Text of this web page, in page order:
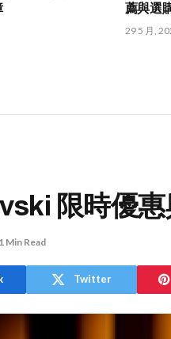
薦與選
29 5 月,
限時優
1 Min Read
Twitter